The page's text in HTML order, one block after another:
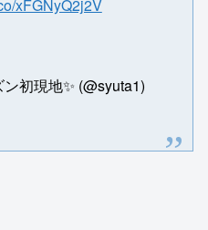
xFGNyQ2j2V
初現地✨ (@syuta1)